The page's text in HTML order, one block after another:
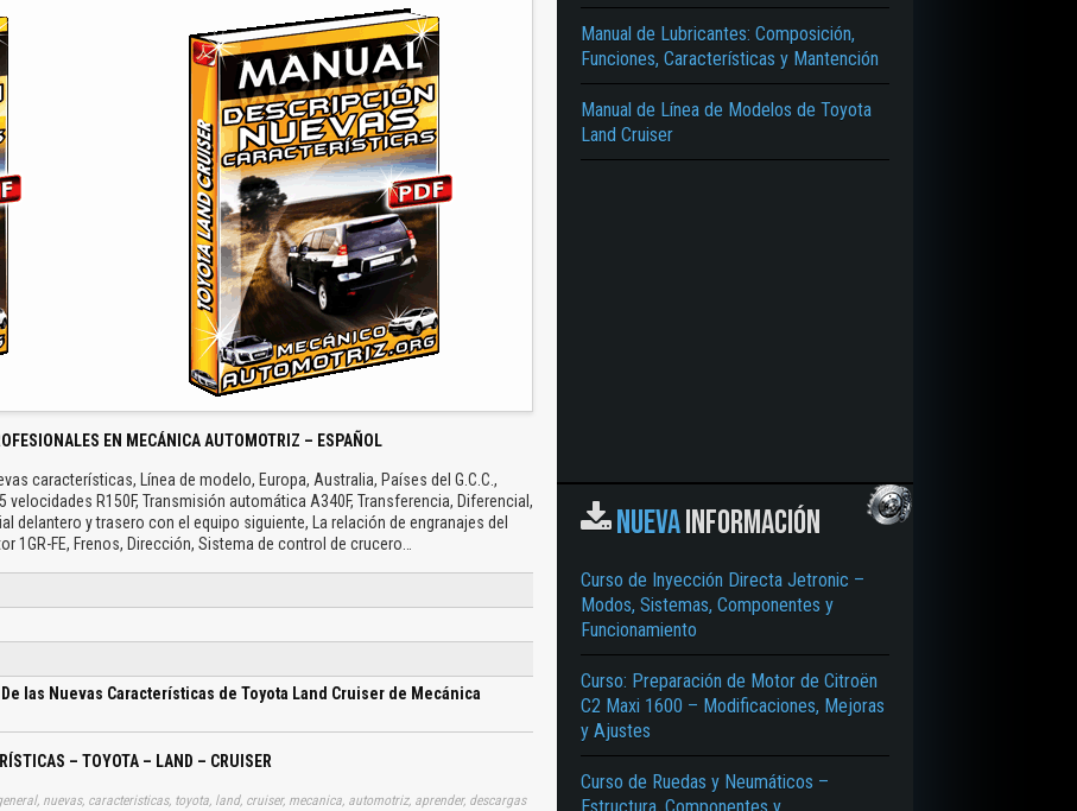
EN MECÁNICA AUTOMOTRIZ – ESPAÑOL
características, Línea de modelo, Europa, Australia, Países del G.C.C.,
velocidades R150F, Transmisión automática A340F, Transferencia, Diferencial,
delantero y trasero con el equipo siguiente, La relación de engranajes del
1GR-FE, Frenos, Dirección, Sistema de control de crucero…
las Nuevas Características de Toyota Land Cruiser de Mecánica
– TOYOTA – LAND – CRUISER
nuevas, caracteristicas, toyota, land, cruiser, mecanica, automotriz, aprender, descargas
Manual de Lubricantes: Composición,
Funciones, Características y Mantención
Manual de Línea de Modelos de Toyota
Land Cruiser
NUEVAINFORMACIÓN
Curso de Inyección Directa Jetronic –
Modos, Sistemas, Componentes y
Funcionamiento
Curso: Preparación de Motor de Citroën
C2 Maxi 1600 – Modificaciones, Mejoras
y Ajustes
Curso de Ruedas y Neumáticos –